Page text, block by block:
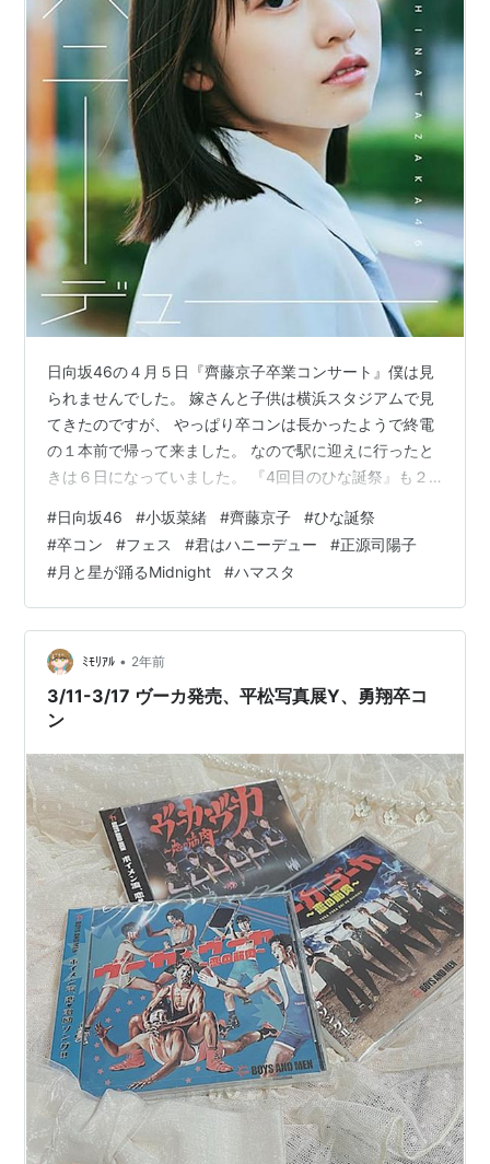
日向坂46の４月５日『齊藤京子卒業コンサート』僕は見
られませんでした。 嫁さんと子供は横浜スタジアムで見
てきたのですが、 やっぱり卒コンは長かったようで終電
の１本前で帰って来ました。 なので駅に迎えに行ったと
きは６日になっていました。 『4回目のひな誕祭』も２
目の時は寒くてカイロ持たせたけど全く効かなかったの
で、 今回は雨も予想されていたから暖かい格好で行って
きました。 2年連続で最上部のスタンド席、アリーナ席
と同額ってなんか納得いかないよね。 まあそれは仕方な
いとしても『6回目のひな誕祭』はドームでやって欲しい
な。 やっぱり4月上旬は屋外で…
#日向坂46 #小坂菜緒 #齊藤京子 #ひな誕祭
#卒コン #フェス #君はハニーデュー #正源司陽子
#月と星が踊るMidnight #ハマスタ
ﾐﾓﾘｱﾙ • 2年前
3/11-3/17 ヴーカ発売、平松写真展Y、勇翔卒コ
ン